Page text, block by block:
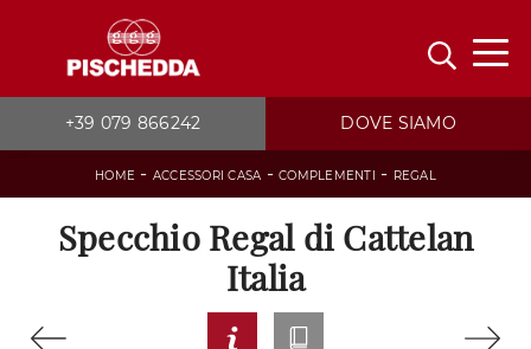
+39 079 866242 DOVE SIAMO
HOME - ACCESSORI CASA -COMPLEMENTI - REGAL
Specchio Regal di Cattelan
Italia